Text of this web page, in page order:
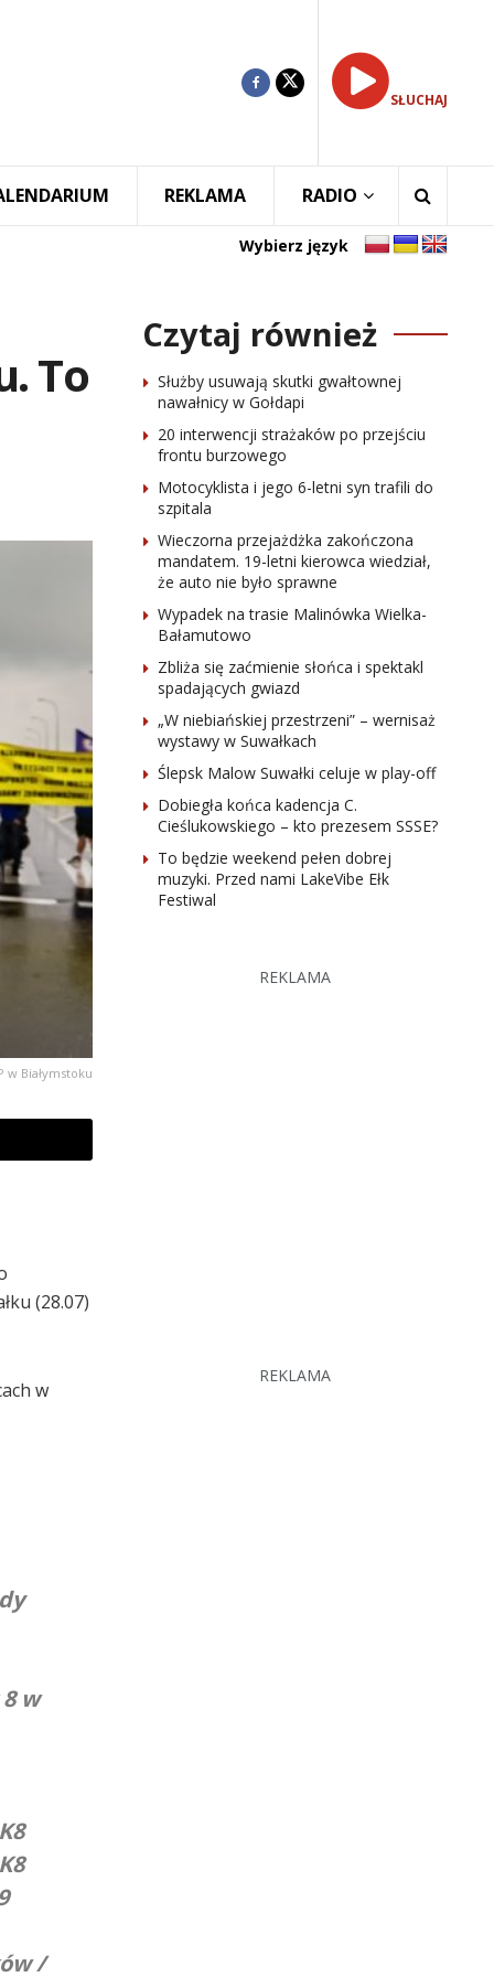
SŁUCHAJ
REKLAMA RADIO
Wybierz język
To
w Białymstoku
(28.07)
w
w
/
Czytaj również
Służby usuwają skutki gwałtownej
nawałnicy w Gołdapi
20 interwencji strażaków po przejściu
frontu burzowego
Motocyklista i jego 6-letni syn trafili do
szpitala
Wieczorna przejażdżka zakończona
mandatem. 19-letni kierowca wiedział,
że auto nie było sprawne
Wypadek na trasie Malinówka Wielka-
Bałamutowo
Zbliża się zaćmienie słońca i spektakl
spadających gwiazd
„W niebiańskiej przestrzeni” – wernisaż
wystawy w Suwałkach
Ślepsk Malow Suwałki celuje w play-off
Dobiegła końca kadencja C.
Cieślukowskiego – kto prezesem SSSE?
To będzie weekend pełen dobrej
muzyki. Przed nami LakeVibe Ełk
Festiwal
REKLAMA
REKLAMA